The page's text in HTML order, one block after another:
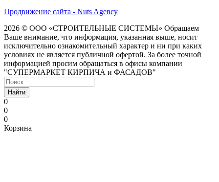
Продвижение сайта - Nuts Agency
2026 © ООО «СТРОИТЕЛЬНЫЕ СИСТЕМЫ» Обращаем
Ваше внимание, что информация, указанная выше, носит
исключительно ознакомительный характер и ни при каких
условиях не является публичной офертой. За более точной
информацией просим обращаться в офисы компании
"СУПЕРМАРКЕТ КИРПИЧА и ФАСАДОВ"
Найти
0
0
0
Корзина